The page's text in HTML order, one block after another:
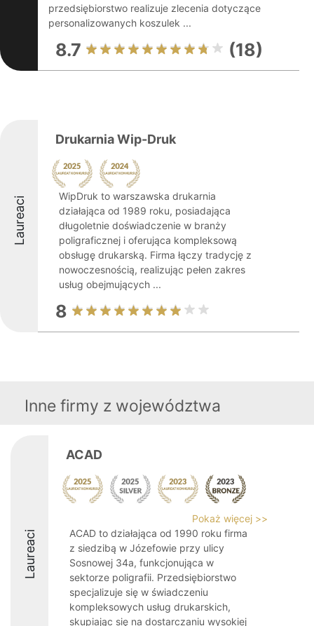
przedsiębiorstwo realizuje zlecenia dotyczące
personalizowanych koszulek ...
8.7 (18)
Laureaci
Drukarnia Wip-Druk
WipDruk to warszawska drukarnia
działająca od 1989 roku, posiadająca
długoletnie doświadczenie w branży
poligraficznej i oferująca kompleksową
obsługę drukarską. Firma łączy tradycję z
nowoczesnością, realizując pełen zakres
usług obejmujących ...
8
Inne firmy z województwa
Laureaci
ACAD
Pokaż więcej >>
ACAD to działająca od 1990 roku firma
z siedzibą w Józefowie przy ulicy
Sosnowej 34a, funkcjonująca w
sektorze poligrafii. Przedsiębiorstwo
specjalizuje się w świadczeniu
kompleksowych usług drukarskich,
skupiając się na dostarczaniu wysokiej